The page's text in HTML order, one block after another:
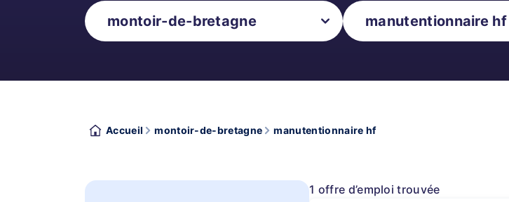
Accueil montoir-de-bretagne manutentionnaire hf
1 offre d’emploi trouvée